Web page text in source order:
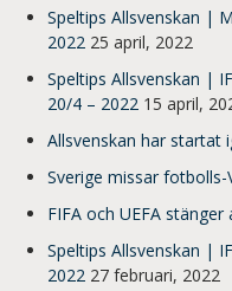
Speltips Allsvenskan |
2022 25 april, 2022
Speltips Allsvenskan |
20/4 – 2022 15 april,
Allsvenskan har startat
Sverige missar fotbolls-
FIFA och UEFA stänger
Speltips Allsvenskan |
2022 27 februari, 2022